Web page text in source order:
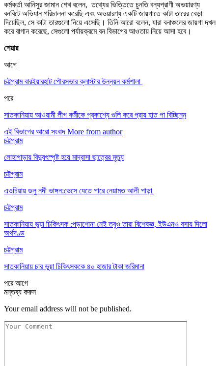
কর্মকর্তা আনিসুর জামান শেখ বলেন, তথ্যের ভিত্তিতে চুনতি বন্যপ্রাণী অভয়ারণ্য
বনবিটে অভিযান পরিচালনা করেছি এবং অভয়ারণ্য একটি জায়গাতে কাটা তারের বেড়া
দিয়েছিল, সে কাটা তারগুলো নিয়ে এসেছি। তিনি আরো বলেন, যারা বনাঞ্চলের জায়গা দখল
করে বাগান করেছে, সেগুলো পর্যায়ক্রমে বন বিভাগের আওতায় নিয়ে আসা হবে।
শেয়ার
আগে
চট্টগ্রাম বারইয়ারহাট পৌরসভার ক্লাস্টার উন্নয়ন কর্মশালা ‎
পরে
সাতকানিয়ায় আওয়ামী লীগ কর্মীকে প্রকাশ্যে গুলি করে প্রায় হাত পা বিচ্ছিন্ন
এই বিভাগের আরো সংবাদ More from author
চট্টগ্রাম
লোহাগাড়ায় বিদ্যুৎস্পৃষ্ট হয়ে মাদ্রাসা ছাত্রের মৃত্যু
চট্টগ্রাম
এওচিয়ায় ডলু নদী ভাঙ্গন:ভেসে যেতে পারে নেয়ামত আলী পাড়া
চট্টগ্রাম
সাতকানিয়ায় ভূয়া চিকিৎসক :পড়াশোনা নেই তবুও তারা বিশেষজ্ঞ, ইউএনও বসায় দিলো
অর্থদণ্ড
চট্টগ্রাম
সাতকানিয়ায় চার ভুয়া চিকিৎসককে ৪০ হাজার টাকা জরিমানা
পরেআগে
মন্তব্য করুন
Your email address will not be published.